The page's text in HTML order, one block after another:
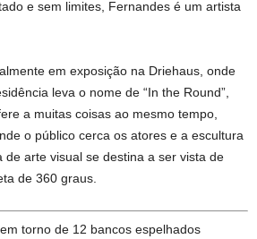
e sem limites, Fernandes é um artista
em exposição na Driehaus, onde
leva o nome de “In the Round”,
a muitas coisas ao mesmo tempo,
o público cerca os atores e a escultura
de arte visual se destina a ser vista de
de 360 ​​​​graus.
torno de 12 bancos espelhados